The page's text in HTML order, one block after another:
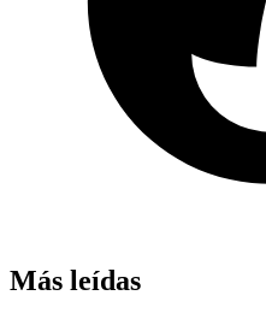
Más leídas